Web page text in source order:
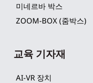
미네르바 박스
ZOOM-BOX (줌박스)
교육 기자재
AI-VR 장치